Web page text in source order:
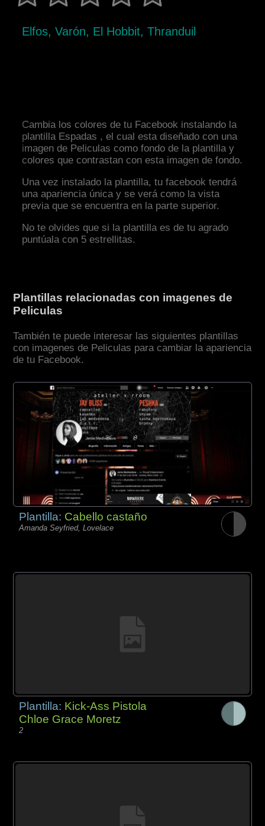
Elfos, Varón, El Hobbit, Thranduil
Cambia los colores de tu Facebook instalando la
plantilla Espadas , el cual esta diseñado con una
imagen de Peliculas como fondo de la plantilla y
colores que contrastan con esta imagen de fondo.
Una vez instalado la plantilla, tu facebook tendrá
una apariencia única y se verá como la vista
previa que se encuentra en la parte superior.
No te olvides que si la plantilla es de tu agrado
puntúala con 5 estrellitas.
Plantillas relacionadas con imagenes de
Peliculas
También te puede interesar las siguientes plantillas
con imagenes de Peliculas para cambiar la apariencia
de tu Facebook.
Plantilla: Cabello castaño
Amanda Seyfried, Lovelace
Plantilla: Kick-Ass Pistola
Chloe Grace Moretz
2